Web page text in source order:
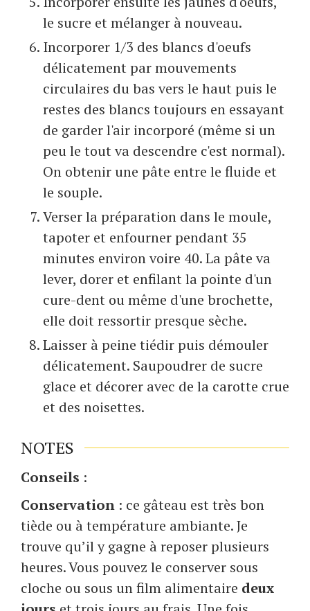
le sucre et mélanger à nouveau.
Incorporer 1/3 des blancs d'oeufs
délicatement par mouvements
circulaires du bas vers le haut puis le
restes des blancs toujours en essayant
de garder l'air incorporé (même si un
peu le tout va descendre c'est normal).
On obtenir une pâte entre le fluide et
le souple.
Verser la préparation dans le moule,
tapoter et enfourner pendant 35
minutes environ voire 40. La pâte va
lever, dorer et enfilant la pointe d'un
cure-dent ou même d'une brochette,
elle doit ressortir presque sèche.
Laisser à peine tiédir puis démouler
délicatement. Saupoudrer de sucre
glace et décorer avec de la carotte crue
et des noisettes.
NOTES
Conseils :
Conservation : ce gâteau est très bon
tiède ou à température ambiante. Je
trouve qu’il y gagne à reposer plusieurs
heures. Vous pouvez le conserver sous
cloche ou sous un film alimentaire deux